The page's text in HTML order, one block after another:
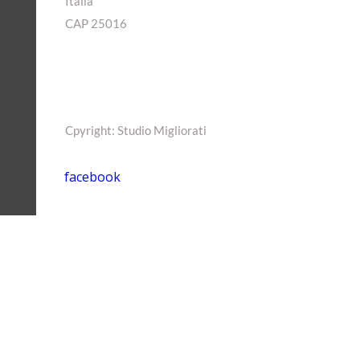
CAP 25016
Cpyright: Studio Migliorati
facebook